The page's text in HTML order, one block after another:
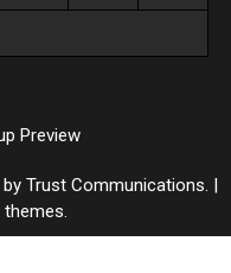
Preview
Trust Communications. |